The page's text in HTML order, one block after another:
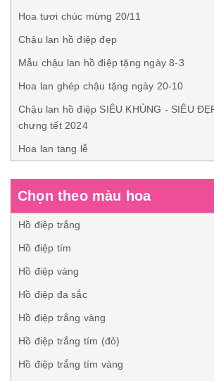
Hoa tươi chúc mừng 20/11
Chậu lan hồ điệp đẹp
Mẫu chậu lan hồ điệp tặng ngày 8-3
Hoa lan ghép chậu tặng ngày 20-10
Chậu lan hồ điệp SIÊU KHỦNG - SIÊU
chưng tết 2024
Hoa lan tang lễ
Chọn theo màu hoa
Hồ điệp trắng
Hồ điệp tím
Hồ điệp vàng
Hồ điệp đa sắc
Hồ điệp trắng vàng
Hồ điệp trắng tím (đỏ)
Hồ điệp trắng tím vàng